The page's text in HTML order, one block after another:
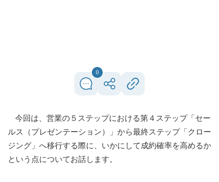
0
今回は、営業の５ステップにおける第４ステップ「セー
ルス（プレゼンテーション）」から最終ステップ「クロー
ジング」へ移行する際に、いかにして成約確率を高めるか
という点についてお話します。